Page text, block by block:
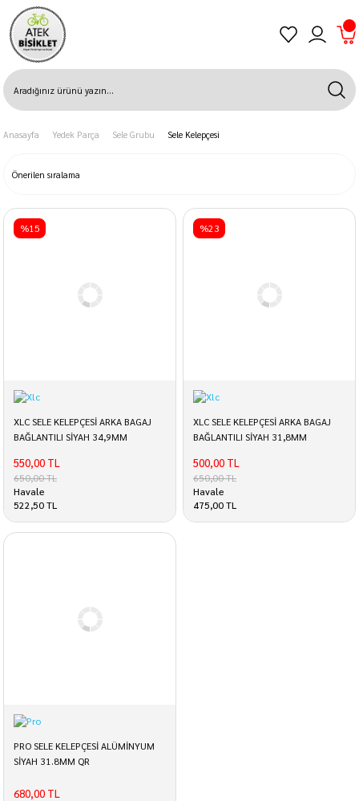
Anasayfa Yedek Parça Sele Grubu Sele Kelepçesi
%15
XLC SELE KELEPÇESİ ARKA BAGAJ
BAĞLANTILI SİYAH 34,9MM
650,00 TL
550,00 TL
Havale
522,50 TL
%23
XLC SELE KELEPÇESİ ARKA BAGAJ
BAĞLANTILI SİYAH 31,8MM
650,00 TL
500,00 TL
Havale
475,00 TL
PRO SELE KELEPÇESİ ALÜMİNYUM
SİYAH 31.8MM QR
680,00 TL